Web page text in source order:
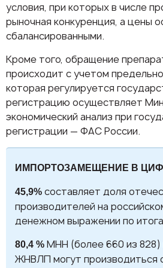
условия, при которых в числе
рыночная конкуренция, а цены
сбалансированными.
Кроме того, обращение
происходит с учетом
которая регулируется
регистрацию осуществляет
экономический анализ при
регистрации — ФАС России.
ИМПОРТОЗАМЕЩЕНИЕ В
45,9% составляет доля
производителей на
денежном выражении по
80,4 % МНН (более 660 из 828)
ЖНВЛП могут производиться